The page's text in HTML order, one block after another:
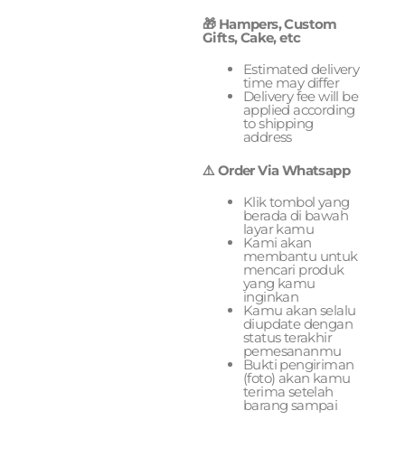
🎁 Hampers, Custom
Gifts, Cake, etc
Estimated delivery
time may differ
Delivery fee will be
applied according
to shipping
address
⚠️ Order Via Whatsapp
Klik tombol yang
berada di bawah
layar kamu
Kami akan
membantu untuk
mencari produk
yang kamu
inginkan
Kamu akan selalu
diupdate dengan
status terakhir
pemesananmu
Bukti pengiriman
(foto) akan kamu
terima setelah
barang sampai